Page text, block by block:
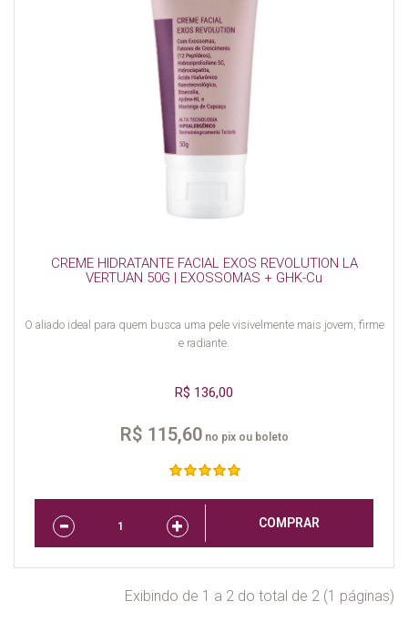
CREME HIDRATANTE FACIAL EXOS REVOLUTION LA
VERTUAN 50G | EXOSSOMAS + GHK-Cu
O aliado ideal para quem busca uma pele visivelmente mais jovem, firme
e radiante.
R$ 136,00
R$ 115,60no pix ou boleto
COMPRAR
Exibindo de 1 a 2 do total de 2 (1 páginas)